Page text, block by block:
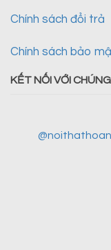
Chính sách đổi trả
Chính sách bảo
KẾT NỐI VỚI